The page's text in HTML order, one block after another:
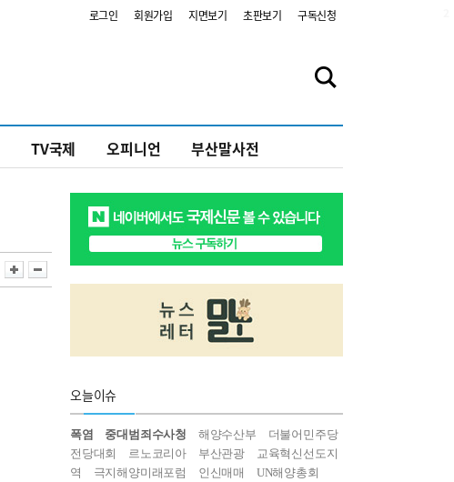
로그인 회원가입 지면보기 초판보기 구독신청
TV국제 오피니언 부산말사전
오늘이슈
폭염 중대범죄수사청 해양수산부
더불어민주당
전당대회
르노코리아 부산관광
교육혁신선도지
역
극지해양미래포럼 인신매매 UN해양총회